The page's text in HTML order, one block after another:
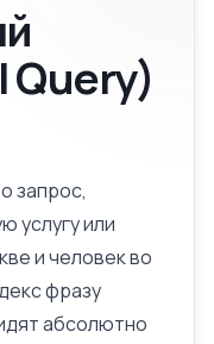
Query)
запрос,
услугу или
и человек во
фразу
абсолютно